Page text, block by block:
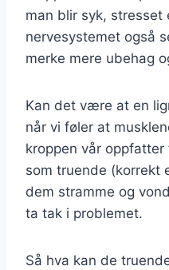
man blir syk, stresset
nervesystemet også
merke mere ubehag
Kan det være at en
når vi føler at
kroppen vår
som truende (korrekt
dem stramme og
ta tak i problemet.
Så hva kan de